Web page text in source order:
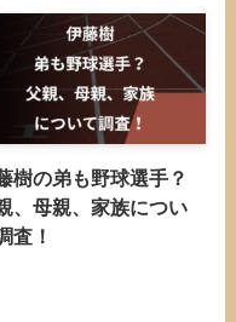
樹の弟も野球選手？
、母親、家族につい
査！